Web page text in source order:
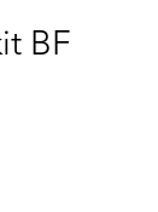
BF